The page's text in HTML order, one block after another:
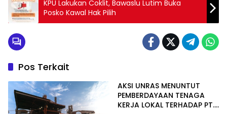
KPU Lakukan Coklit, Bawaslu Lutim Buka
Posko Kawal Hak Pilih
Pos Terkait
AKSI UNRAS MENUNTUT
PEMBERDAYAAN TENAGA
KERJA LOKAL TERHADAP PT.